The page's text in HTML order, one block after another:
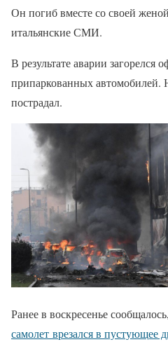
Он погиб вместе со своей
итальянские СМИ.
В результате аварии загорелся
припаркованных автомобилей.
пострадал.
Ранее в воскресенье
самолет врезался в пустующее